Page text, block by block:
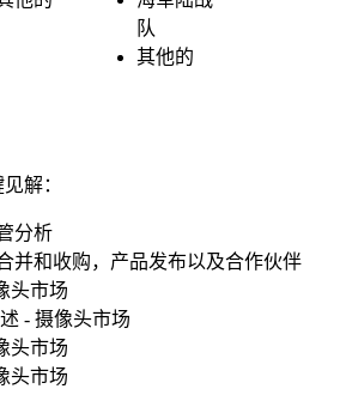
队
其他的
解：
分析
并和收购，产品发布以及合作伙伴
头市场
- 摄像头市场
头市场
头市场